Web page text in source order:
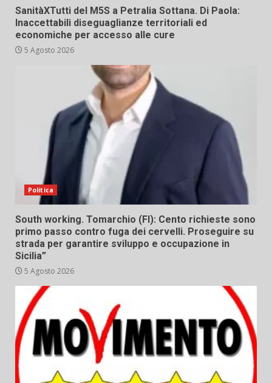
SanitàXTutti del M5S a Petralia Sottana. Di Paola:
Inaccettabili diseguaglianze territoriali ed
economiche per accesso alle cure
5 Agosto 2026
Politica
South working. Tomarchio (FI): Cento richieste sono
primo passo contro fuga dei cervelli. Proseguire su
strada per garantire sviluppo e occupazione in
Sicilia”
5 Agosto 2026